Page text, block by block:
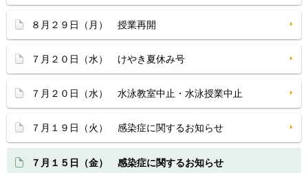
８月２９日（月） 授業再開
７月２０日（水） けやき夏休み号
７月２０日（水） 水泳教室中止・水泳授業中止
７月１９日（火） 感染症に関するお知らせ
７月１５日（金） 感染症に関するお知らせ